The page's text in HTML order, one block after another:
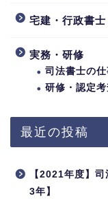
宅建・行政書
実務・研修
司法書士の仕
研修・認定
最近の投稿
【2021年度】
3年】